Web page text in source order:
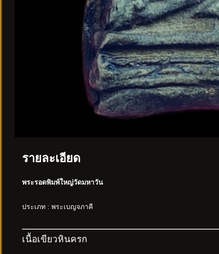
รายละเอียด
พระรอดพิมพ์ใหญ่วัดมหาวัน
ประเภท : พระเบญจภาคี
เนื้อเขียวหินครก